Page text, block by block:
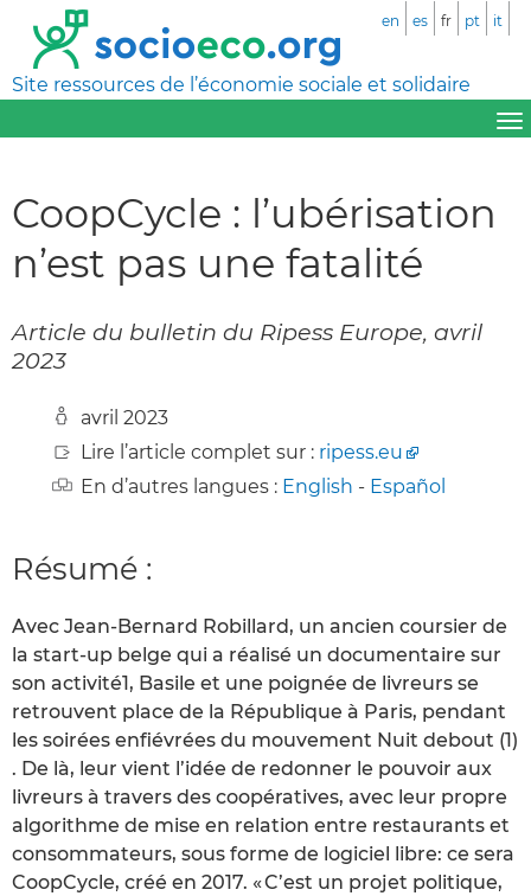
Site ressources de l’économie sociale et solidaire
en es fr pt it
CoopCycle : l’ubérisation
n’est pas une fatalité
Article du bulletin du Ripess Europe, avril
2023
avril 2023
Lire l’article complet sur : ripess.eu
En d’autres langues : English - Español
Résumé :
Avec Jean-Bernard Robillard, un ancien coursier de
la start-up belge qui a réalisé un documentaire sur
son activité1, Basile et une poignée de livreurs se
retrouvent place de la République à Paris, pendant
les soirées enfiévrées du mouvement Nuit debout (1)
. De là, leur vient l’idée de redonner le pouvoir aux
livreurs à travers des coopératives, avec leur propre
algorithme de mise en relation entre restaurants et
consommateurs, sous forme de logiciel libre: ce sera
CoopCycle, créé en 2017. « C’est un projet politique,